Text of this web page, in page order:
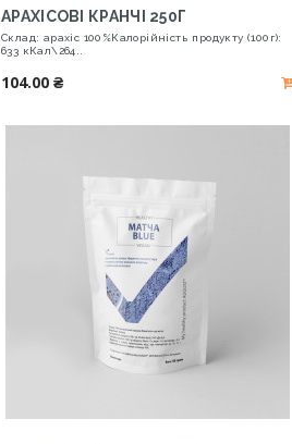
АРАХІСОВІ КРАНЧІ 250Г
Склад: арахіс 100%Калорійність продукту (100г):
633 кКал\264..
104.00 ₴